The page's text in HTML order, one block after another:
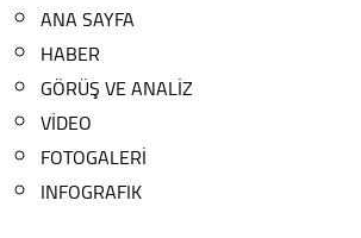
ANA SAYFA
HABER
GÖRÜŞ VE ANALİZ
VİDEO
FOTOGALERİ
INFOGRAFIK